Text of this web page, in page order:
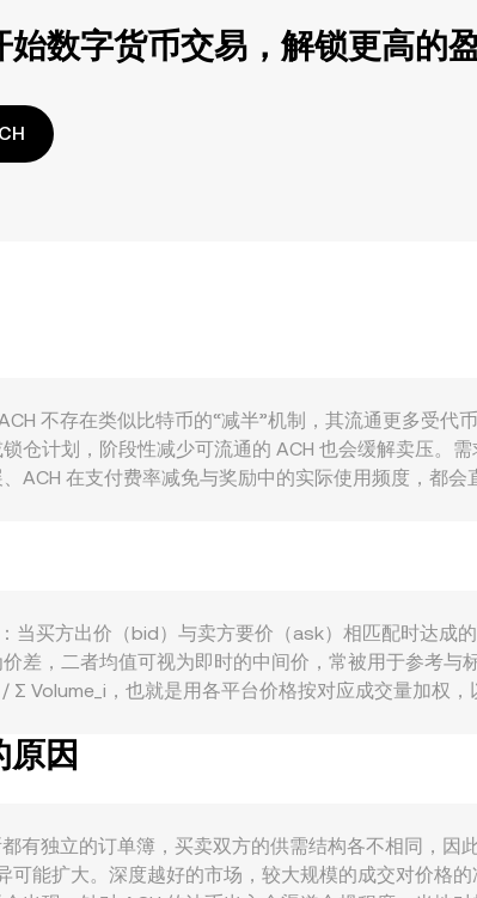
始数字货币交易，解锁更高的
不存在类似比特币的“减半”机制，其流通更多受代
仓计划，阶段性减少可流通的 ACH 也会缓解卖压。
ACH 在支付费率减免与奖励中的实际使用频度，都
可能显得更“便宜”，反之亦然。监管动态同样关键
与法币通道的顺畅程度；当地对加密交易与 KZT 出
大波动与滑点，从而对 ACH/KZT 的即时转换率产生
当买方出价（bid）与卖方要价（ask）相匹配时达成
差，二者均值可视为即时的中间价，常被用于参考
Σ Volume_i，也就是用各平台价格按对应成交量加权
与稳定币或其他资产的数量发生变化时，价格沿
时市场的 ACH/KZT 转换率。
因
有独立的订单簿，买卖双方的供需结构各不相同，因
能扩大。深度越好的市场，较大规模的成交对价格